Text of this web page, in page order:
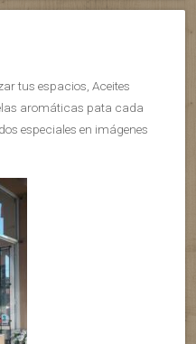
tus espacios, Aceites
aromáticas pata cada
especiales en imágenes